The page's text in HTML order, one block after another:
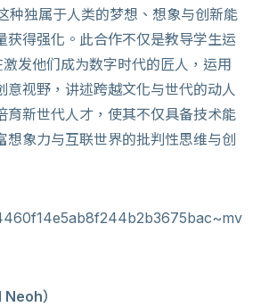
种独属于人类的梦想、想象与创新能
获得强化。此合作不仅是教导学生运
发他们成为数字时代的匠人，运用
意视野，讲述跨越文化与世代的动人
育新世代人才，使其不仅具备技术能
想象力与互联世界的批判性思维与创
）